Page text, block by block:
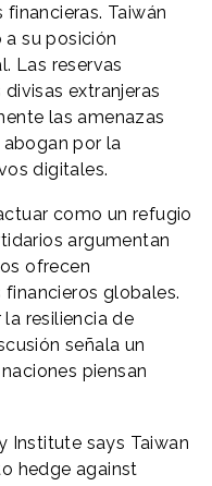
Taiwán
su posición
Las reservas
extranjeras
las amenazas
por la
digitales.
como un refugio
argumentan
ofrecen
globales.
resiliencia de
señala un
piensan
says Taiwan
hedge against